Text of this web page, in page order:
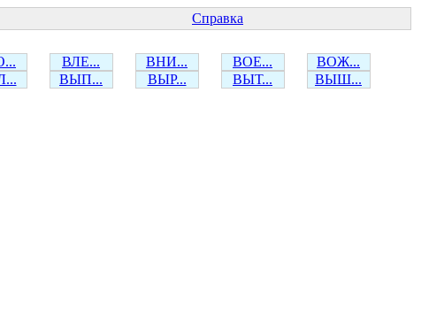
Справка
ВЛЕ... ВНИ... ВОЕ...
ВОЖ...
ВЫП... ВЫР... ВЫТ... ВЫШ...